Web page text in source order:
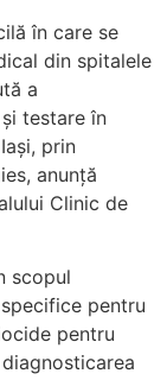
în care se
din spitalele
a
testare în
prin
anunță
Clinic de
scopul
pentru
pentru